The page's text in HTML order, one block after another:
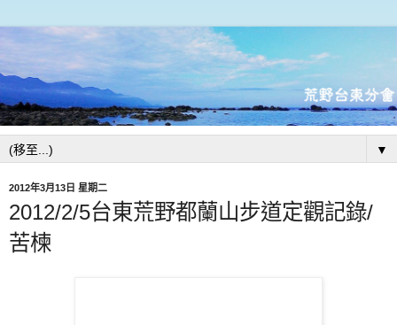
▼
2012年3月13日 星期二
2012/2/5台東荒野都蘭山步道定觀記錄/
苦楝